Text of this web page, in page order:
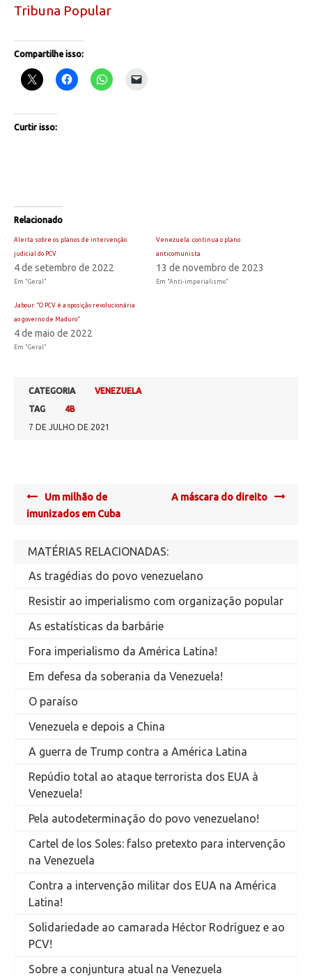
Tribuna Popular
Compartilhe isso:
Curtir isso:
Relacionado
Alerta sobre os planos de intervenção
judicial do PCV
4 de setembro de 2022
Em "Geral"
Venezuela: continua o plano
anticomunista
13 de novembro de 2023
Em "Anti-imperialismo"
Jabour: “O PCV é a oposição revolucionária
ao governo de Maduro”
4 de maio de 2022
Em "Geral"
CATEGORIA
VENEZUELA
TAG
4B
7 DE JULHO DE 2021
Post
navigation
Um milhão de
imunizados em Cuba
A máscara do direito
MATÉRIAS RELACIONADAS:
As tragédias do povo venezuelano
Resistir ao imperialismo com organização popular
As estatísticas da barbárie
Fora imperialismo da América Latina!
Em defesa da soberania da Venezuela!
O paraíso
Venezuela e depois a China
A guerra de Trump contra a América Latina
Repúdio total ao ataque terrorista dos EUA à
Venezuela!
Pela autodeterminação do povo venezuelano!
Cartel de los Soles: falso pretexto para intervenção
na Venezuela
Contra a intervenção militar dos EUA na América
Latina!
Solidariedade ao camarada Héctor Rodríguez e ao
PCV!
Sobre a conjuntura atual na Venezuela